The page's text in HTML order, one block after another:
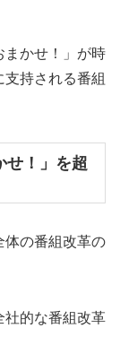
まかせ！」が時
持される番組
せ！」を超
体の番組改革の
社的な番組改革